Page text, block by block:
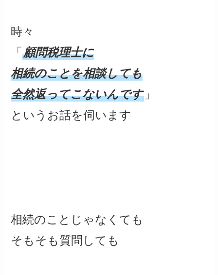
時々
「顧問税理士に
相続のことを相談しても
全然返ってこないんです 」
というお話を伺います
相続のことじゃなくても
そもそも質問しても